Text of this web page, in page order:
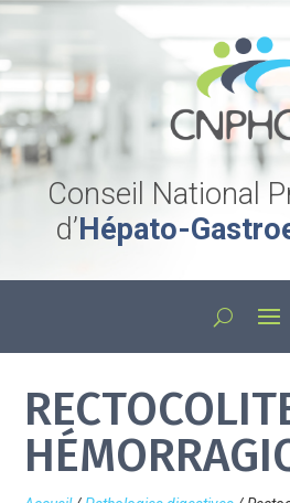
Conseil National
d’Hépato-